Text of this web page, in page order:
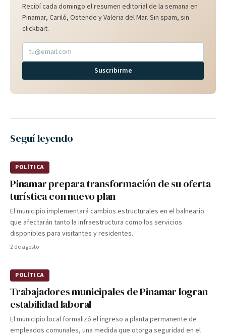
Recibí cada domingo el resumen editorial de la semana en
Pinamar, Cariló, Ostende y Valeria del Mar. Sin spam, sin
clickbait.
Suscribirme
Seguí leyendo
POLÍTICA
Pinamar prepara transformación de su oferta
turística con nuevo plan
El municipio implementará cambios estructurales en el balneario
que afectarán tanto la infraestructura como los servicios
disponibles para visitantes y residentes.
2 de agosto
POLÍTICA
Trabajadores municipales de Pinamar logran
estabilidad laboral
El municipio local formalizó el ingreso a planta permanente de
empleados comunales, una medida que otorga seguridad en el